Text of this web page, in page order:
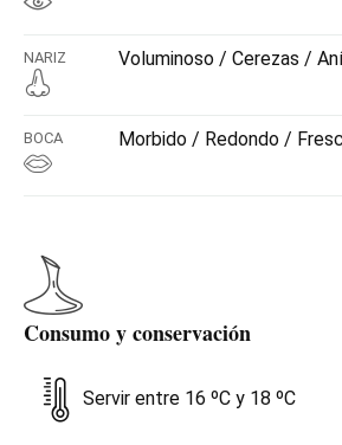
NARIZ Voluminoso / Cerezas /
BOCA Morbido / Redondo /
Consumo y conservación
Servir entre 16 ºC y 18 ºC